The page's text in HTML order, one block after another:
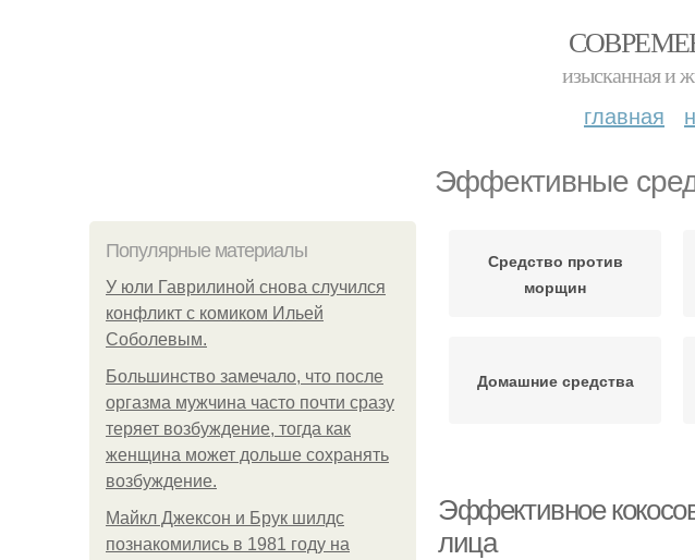
изысканная и
главная
Эффективные
Популярные материалы
У юли Гаврилиной снова случился
конфликт с комиком Ильей
Соболевым.
Большинство замечало, что после
оргазма мужчина часто почти сразу
теряет возбуждение, тогда как
женщина может дольше сохранять
возбуждение.
Майкл Джексон и Брук шилдс
познакомились в 1981 году на
Средство против
морщин
Домашние средства
Эффективное
лица